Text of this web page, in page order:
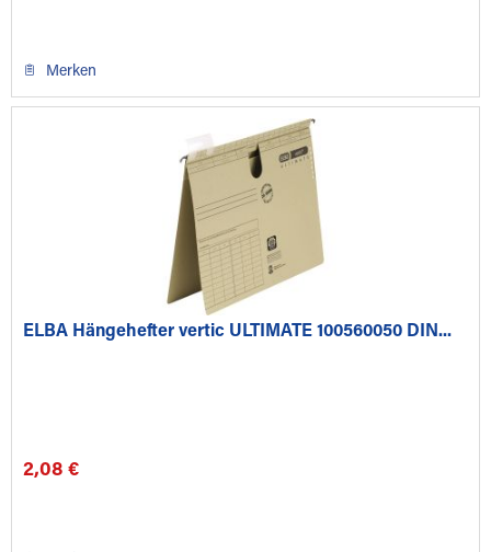
Merken
ELBA Hängehefter vertic ULTIMATE 100560050 DIN...
2,08 €